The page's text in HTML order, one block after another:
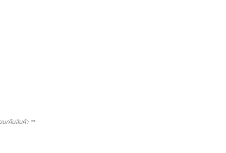
น/คืนสินค้า **